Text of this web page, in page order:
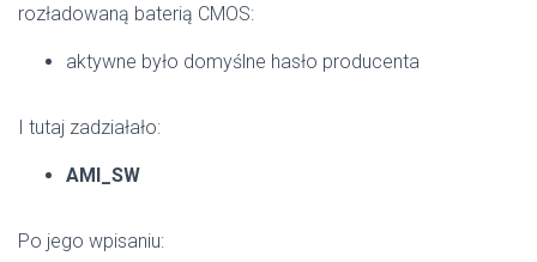
rozładowaną baterią CMOS:
aktywne było domyślne hasło producenta
I tutaj zadziałało:
AMI_SW
Po jego wpisaniu: